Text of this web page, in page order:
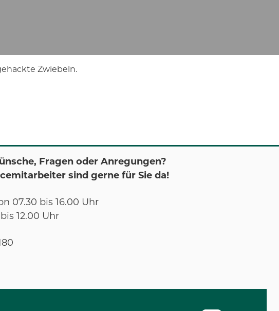
Zwiebeln.
Fragen oder Anregungen?
sind gerne für Sie da!
07.30 bis 16.00 Uhr
12.00 Uhr